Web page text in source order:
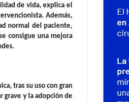
de vida, explica el
Además,
normal del paciente,
consigue una mejora
tras su uso con gran
grave y la adopción de